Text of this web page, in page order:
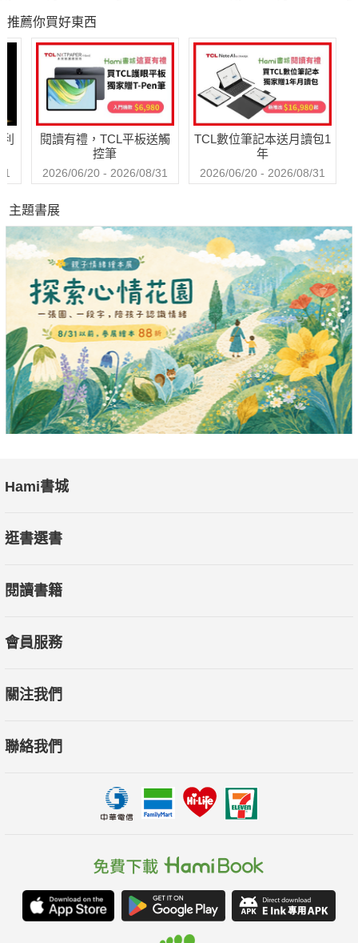
推薦你買好東西
閱讀有禮，TCL平板送觸
控筆
2026/06/20 - 2026/08/31
TCL數位筆記本送月讀包1
年
2026/06/20 - 2026/08/31
主題書展
Hami書城
逛書選書
閱讀書籍
會員服務
關注我們
聯絡我們